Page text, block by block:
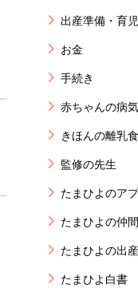
出産準備・育
お金
手続き
赤ちゃんの病
きほんの離乳食
監修の先生
たまひよのア
たまひよの仲
たまひよの出
たまひよ白書